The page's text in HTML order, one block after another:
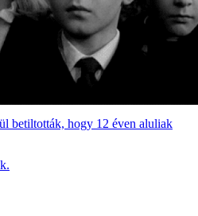
betiltották, hogy 12 éven aluliak